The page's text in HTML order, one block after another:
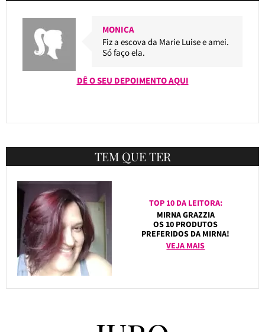
MONICA
Fiz a escova da Marie Luise e amei.
Só faço ela.
DÊ O SEU DEPOIMENTO AQUI
TEM QUE TER
TOP 10 DA LEITORA:
MIRNA GRAZZIA
OS 10 PRODUTOS
PREFERIDOS DA MIRNA!
VEJA MAIS